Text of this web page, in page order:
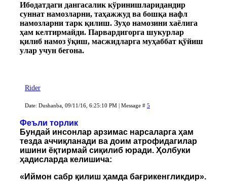
Ибодатдаги дангасалик кўринишларидандир
суннат намозларни, таҳажжуд ва бошқа нафл
намозларни тарк қилиш. Зуҳо намозини хаёлига
ҳам келтирмайди. Парвардигорга шукурлар
қилиб намоз ўқиш, масжидларга муҳаббат қўйиш
улар учун бегона.
Rider
Date: Dushanba, 09/11/16, 6:25:10 PM | Message # 5
Феъли торлик
Бундай инсонлар арзимас нарсаларга ҳам
тезда аччиқланади ва доим атрофидагилар
ишини ёқтирмай сиқилиб юради. Ҳолбуки
ҳадисларда келишича:
«Иймон сабр қилиш ҳамда бағрикенгликдир».